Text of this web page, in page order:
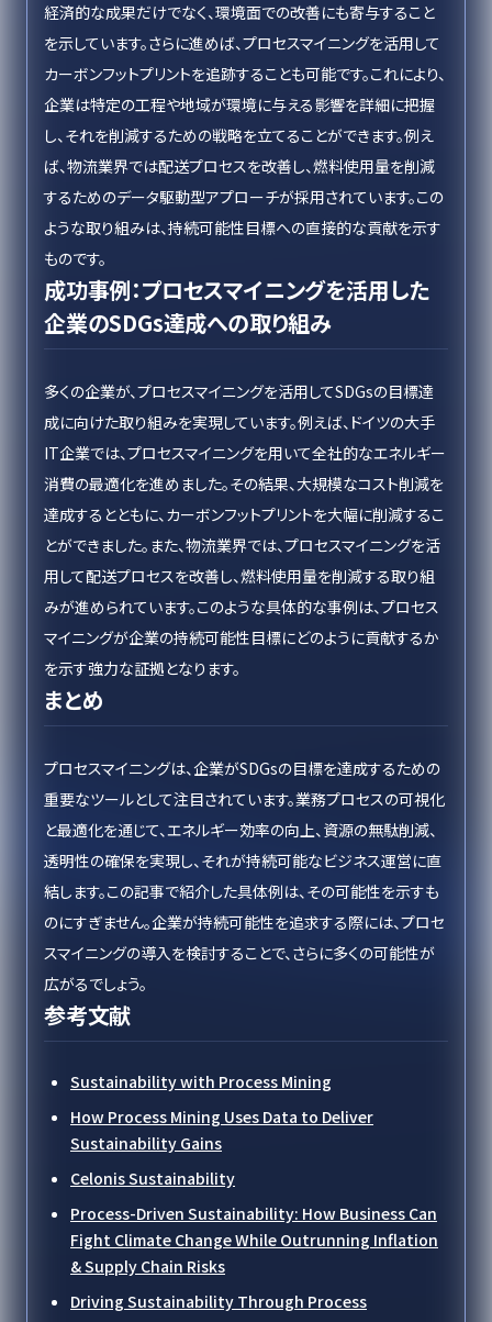
経済的な成果だけでなく、環境面での改善にも寄与すること
を示しています。さらに進めば、プロセスマイニングを活用して
カーボンフットプリントを追跡することも可能です。これにより、
企業は特定の工程や地域が環境に与える影響を詳細に把握
し、それを削減するための戦略を立てることができます。例え
ば、物流業界では配送プロセスを改善し、燃料使用量を削減
するためのデータ駆動型アプローチが採用されています。この
ような取り組みは、持続可能性目標への直接的な貢献を示す
ものです。
成功事例：プロセスマイニングを活用した
企業のSDGs達成への取り組み
多くの企業が、プロセスマイニングを活用してSDGsの目標達
成に向けた取り組みを実現しています。例えば、ドイツの大手
IT企業では、プロセスマイニングを用いて全社的なエネルギー
消費の最適化を進めました。その結果、大規模なコスト削減を
達成するとともに、カーボンフットプリントを大幅に削減するこ
とができました。また、物流業界では、プロセスマイニングを活
用して配送プロセスを改善し、燃料使用量を削減する取り組
みが進められています。このような具体的な事例は、プロセス
マイニングが企業の持続可能性目標にどのように貢献するか
を示す強力な証拠となります。
まとめ
プロセスマイニングは、企業がSDGsの目標を達成するための
重要なツールとして注目されています。業務プロセスの可視化
と最適化を通じて、エネルギー効率の向上、資源の無駄削減、
透明性の確保を実現し、それが持続可能なビジネス運営に直
結します。この記事で紹介した具体例は、その可能性を示すも
のにすぎません。企業が持続可能性を追求する際には、プロセ
スマイニングの導入を検討することで、さらに多くの可能性が
広がるでしょう。
参考文献
Sustainability with Process Mining
How Process Mining Uses Data to Deliver
Sustainability Gains
Celonis Sustainability
Process-Driven Sustainability: How Business Can
Fight Climate Change While Outrunning Inflation
& Supply Chain Risks
Driving Sustainability Through Process